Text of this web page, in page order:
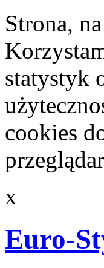
Strona,
statystyk
cookies
x
Euro-